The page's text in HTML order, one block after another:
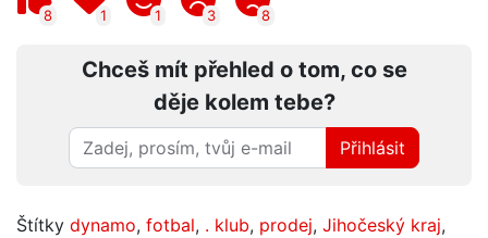
8 1 1 3 8
Chceš mít přehled o tom, co se
děje kolem tebe?
Přihlásit
Štítky dynamo, fotbal, . klub, prodej, Jihočeský kraj,